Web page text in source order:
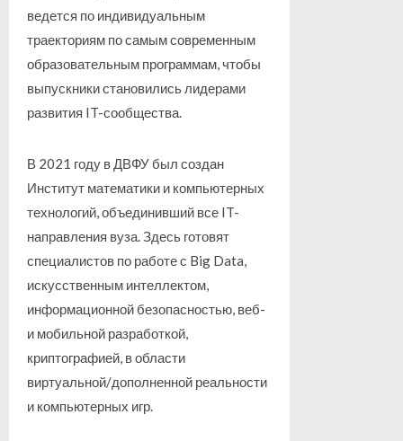
ведется по индивидуальным
траекториям по самым современным
образовательным программам, чтобы
выпускники становились лидерами
развития IT-сообщества.
В 2021 году в ДВФУ был создан
Институт математики и компьютерных
технологий, объединивший все IT-
направления вуза. Здесь готовят
специалистов по работе с Big Data,
искусственным интеллектом,
информационной безопасностью, веб-
и мобильной разработкой,
криптографией, в области
виртуальной/дополненной реальности
и компьютерных игр.